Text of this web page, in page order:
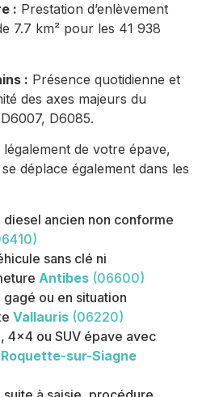
: Prestation d’enlèvement
7.7 km² pour les 41 938
: Présence quotidienne et
des axes majeurs du
D6085.
de votre épave,
déplace également dans les
ancien non conforme
sans clé ni
Antibes (06600)
ou en situation
Vallauris (06220)
4x4 ou SUV épave avec
Roquette-sur-Siagne